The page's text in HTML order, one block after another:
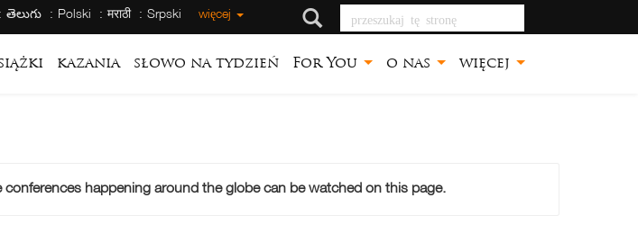
తెలుగు Polski मराठी Srpski więcej przeszukaj tę stronę
kazania słowo na tydzień For You o nas więcej
happening around the globe can be watched on this page.